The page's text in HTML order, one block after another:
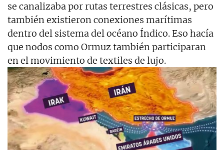
se canalizaba por rutas terrestres clásicas, pero
también existieron conexiones marítimas
dentro del sistema del océano Índico. Eso hacía
que nodos como Ormuz también participaran
en el movimiento de textiles de lujo.